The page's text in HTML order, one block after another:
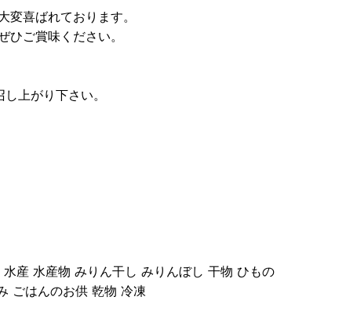
喜ばれております。
ご賞味ください。
上がり下さい。
産 水産物 みりん干し みりんぼし 干物 ひもの
ごはんのお供 乾物 冷凍